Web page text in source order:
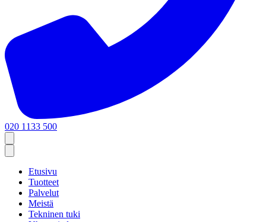
020 1133 500
Etusivu
Tuotteet
Palvelut
Meistä
Tekninen tuki